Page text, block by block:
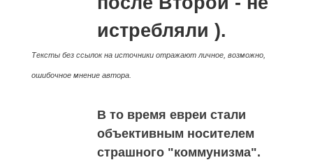
истребляли ).
Тексты без ссылок на источники отражают личное, возможно,
ошибочное мнение автора.
В то время евреи стали
объективным носителем
страшного "коммунизма".